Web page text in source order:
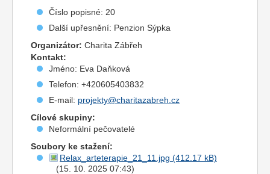
Číslo popisné: 20
Další upřesnění: Penzion Sýpka
Organizátor: Charita Zábřeh
Kontakt:
Jméno: Eva Daňková
Telefon: +420605403832
E-mail: projekty@charitazabreh.cz
Cílové skupiny:
Neformální pečovatelé
Soubory ke stažení:
Relax_arteterapie_21_11.jpg
(15. 10. 2025 07:43)